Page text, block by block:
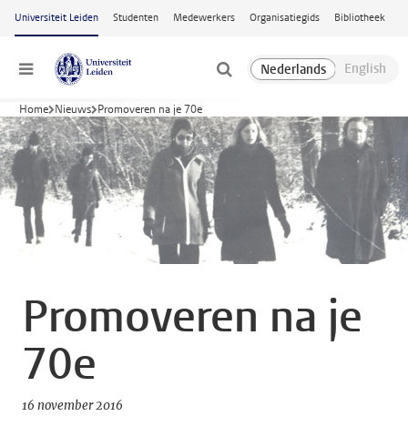
Ga naar hoofdinhoud
Universiteit Leiden Studenten Medewerkers Organisatiegids Bibliotheek
Menu
Home Nieuws Promoveren na je 70e
Promoveren na je
70e
16 november 2016